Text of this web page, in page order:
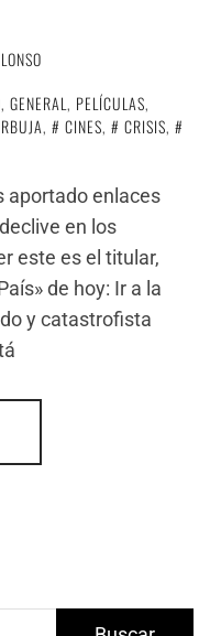
, GENERAL, PELÍCULAS,
, CINES, CRISIS,
aportado enlaces
en los
este es el titular,
de hoy: Ir a la
y catastrofista